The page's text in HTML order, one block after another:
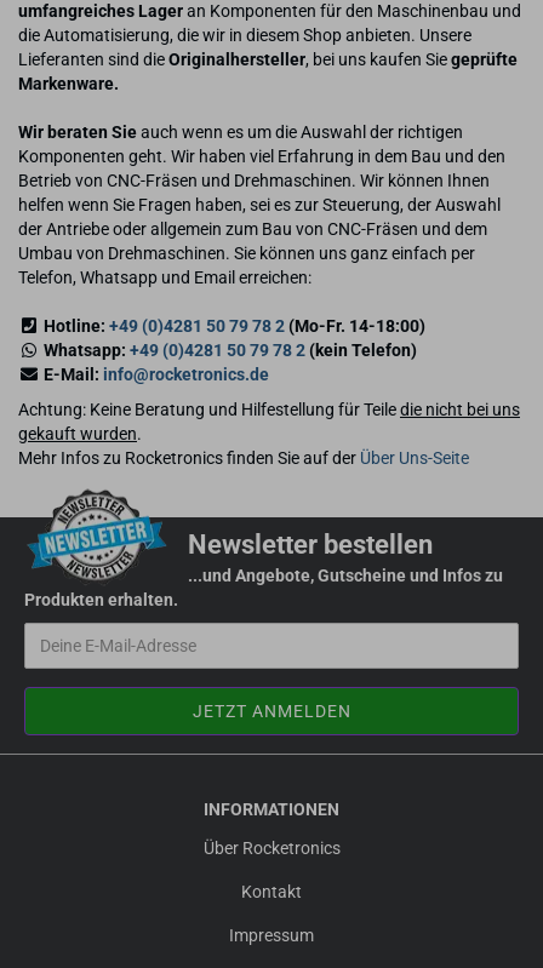
umfangreiches Lageran Komponenten für den Maschinenbau und
die Automatisierung, die wir in diesem Shop anbieten. Unsere
Lieferanten sind dieOriginalhersteller, bei uns kaufen Siegeprüfte
Markenware.
Wir beraten Sieauch wenn es um die Auswahl der richtigen
Komponenten geht. Wir haben viel Erfahrung in dem Bau und den
Betrieb von CNC-Fräsen und Drehmaschinen. Wir können Ihnen
helfen wenn Sie Fragen haben, sei es zur Steuerung, der Auswahl
der Antriebe oder allgemein zum Bau von CNC-Fräsen und dem
Umbau von Drehmaschinen. Sie können uns ganz einfach per
Telefon, Whatsapp und Email erreichen:
Hotline: +49 (0)4281 50 79 78 2(Mo-Fr. 14-18:00)
Whatsapp: +49 (0)4281 50 79 78 2(kein Telefon)
E-Mail: info@rocketronics.de
Achtung: Keine Beratung und Hilfestellung für Teiledie nicht bei uns
gekauft wurden.
Mehr Infos zu Rocketronics finden Sie auf der Über Uns-Seite
Newsletter bestellen
...und Angebote, Gutscheine und Infos zu
Produkten erhalten.
INFORMATIONEN
Über Rocketronics
Kontakt
Impressum